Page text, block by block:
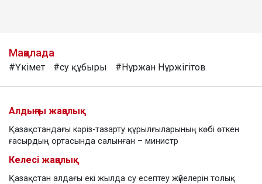
Мақалада
#Үкімет #су құбыры #Нұржан Нұржігітов
Алдыңғы жаңалық
Қазақстандағы кәріз-тазарту құрылғыларының көбі өткен
ғасырдың ортасында салынған – министр
Келесі жаңалық
Қазақстан алдағы екі жылда су есептеу жүйелерін толық